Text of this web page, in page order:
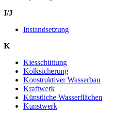
I/J
Instandsetzung
K
Kiesschüttung
Kolksicherung
Konstruktiver Wasserbau
Kraftwerk
Künstliche Wasserflächen
Kunstwerk